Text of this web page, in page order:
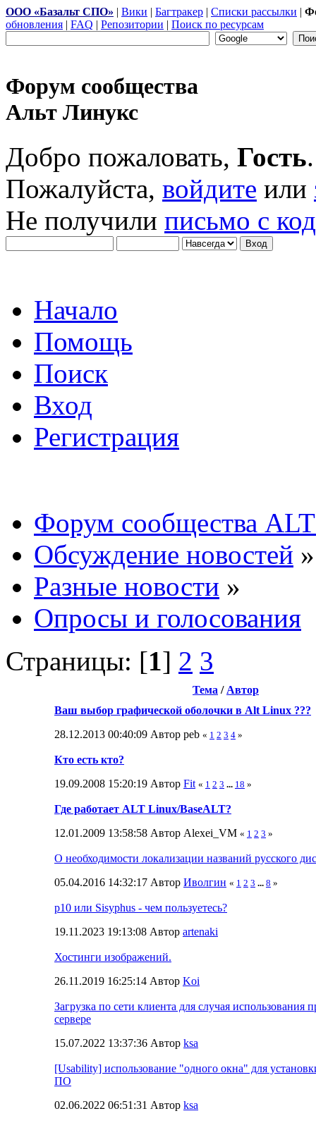
ООО «Базальт СПО» | Вики | Багтракер | Списки рассылки |
обновления | FAQ | Репозитории | Поиск по ресурсам
Форум сообщества
Альт Линукс
Добро пожаловать, Гость.
Пожалуйста, войдите или
Не получили письмо с
Начало
Помощь
Поиск
Вход
Регистрация
Форум сообщества
Обсуждение новостей »
Разные новости »
Опросы и голосования
Страницы: [1] 2 3
Тема / Автор
Ваш выбор графической оболочки в Alt Linux ???
28.12.2013 00:40:09 Автор peb « 1 2 3 4 »
Кто есть кто?
19.09.2008 15:20:19 Автор Fit « 1 2 3 ... 18 »
Где работает ALT Linux/BaseALT?
12.01.2009 13:58:58 Автор Alexei_VM « 1 2 3 »
О необходимости локализации названий русского
05.04.2016 14:32:17 Автор Иволгин « 1 2 3 ... 8 »
p10 или Sisyphus - чем пользуетесь?
19.11.2023 19:13:08 Автор artenaki
Хостинги изображений.
26.11.2019 16:25:14 Автор Koi
Загрузка по сети клиента для случая использования
сервере
15.07.2022 13:37:36 Автор ksa
[Usability] использование "одного окна" для
ПО
02.06.2022 06:51:31 Автор ksa